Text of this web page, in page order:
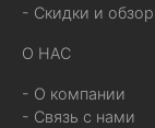
- Скидки и
О НАС
- О компании
- Связь с нами